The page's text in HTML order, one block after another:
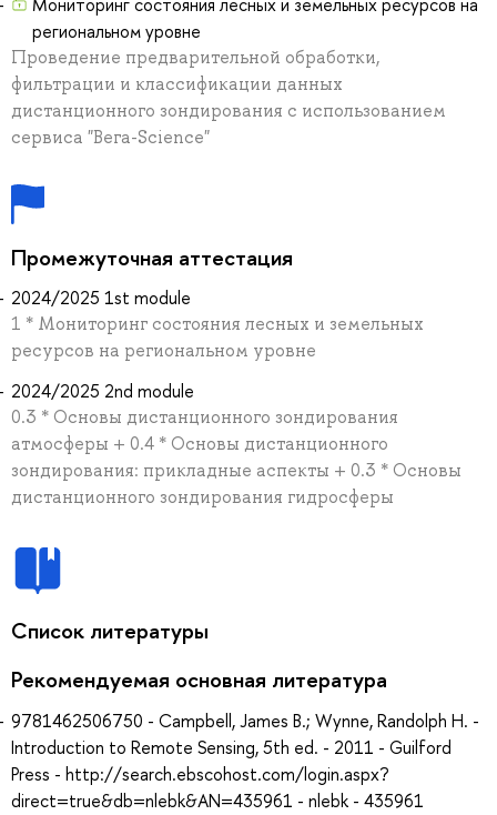
региональном уровне
Проведение предварительной обработки,
фильтрации и классификации данных
дистанционного зондирования с использованием
сервиса "Вега-Science"
Промежуточная аттестация
2024/2025 1st module
1 * Мониторинг состояния лесных и земельных
ресурсов на региональном уровне
2024/2025 2nd module
0.3 * Основы дистанционного зондирования
атмосферы + 0.4 * Основы дистанционного
зондирования: прикладные аспекты + 0.3 * Основы
дистанционного зондирования гидросферы
Список литературы
Рекомендуемая основная литература
9781462506750 - Campbell, James B.; Wynne, Randolph H. -
Introduction to Remote Sensing, 5th ed. - 2011 - Guilford
Press - http://search.ebscohost.com/login.aspx?
direct=true&db=nlebk&AN=435961 - nlebk - 435961